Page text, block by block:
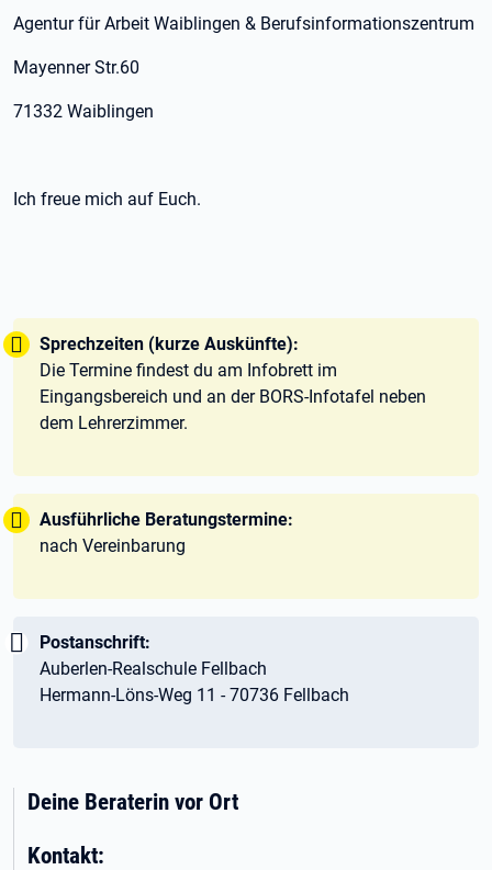
Agentur für Arbeit Waiblingen & Berufsinformationszentrum
Mayenner Str.60
71332 Waiblingen
Ich freue mich auf Euch.
Tipp:
Sprechzeiten (kurze Auskünfte):
Die Termine findest du am Infobrett im
Eingangsbereich und an der BORS-Infotafel neben
dem Lehrerzimmer.
Tipp:
Ausführliche Beratungstermine:
nach Vereinbarung
Wichtig:
Postanschrift:
Auberlen-Realschule Fellbach
Hermann-Löns-Weg 11 - 70736 Fellbach
Deine Beraterin vor Ort
Kontakt: